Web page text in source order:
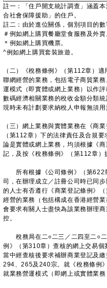
註一：「住戶開支統計調查」涵蓋
合社會保障援助」的住戶。
註二：由於進位關係，個別項目的數
＃例如網上購買餐廳堂食服務及外賣
＊例如網上購買機票。
^例如網上購買套裝旅遊。
（二）《稅務條例》（第112章）
聯網經營的業務，包括電子商貿業
運模式（即實體或網上業務）以作
數碼經濟相關業務的稅收金額分類
現時未有計劃要求納稅人申報無須
（三）網上業務與實體業務在《商
（第112章）下的法律責任及合規
論是實體或網上業務，均須根據《
記，及按《稅務條例》（第112章）
所有根據《公司條例》（第622
司，在辦理成立／註冊公司時已同
的人士有否遵行《商業登記條例》
經營的業務（包括構成在香港經營
會要求有關人士盡快為該業務辦理
控。
稅務局在二○二三／二四至二○二
例》（第310章）查核的網上交易
當中經查核後要求補辦商業登記及
294、265及240宗。就《稅務條例
就業務營運模式（即網上或實體業務